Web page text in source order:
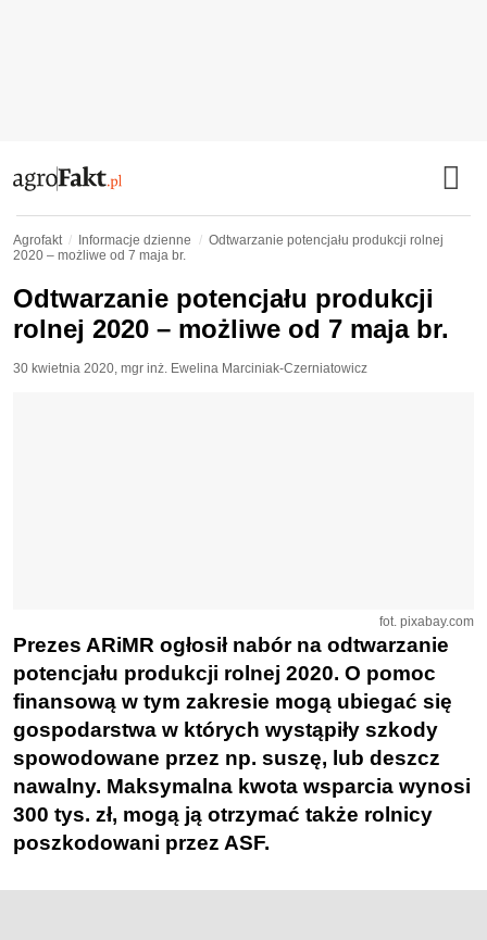
Agrofakt Informacje dzienne
Odtwarzanie potencjału produkcji rolnej
2020 – możliwe od 7 maja br.
Odtwarzanie potencjału produkcji
rolnej 2020 – możliwe od 7 maja br.
30 kwietnia 2020, mgr inż. Ewelina Marciniak-Czerniatowicz
fot. pixabay.com
Prezes ARiMR ogłosił nabór na odtwarzanie
potencjału produkcji rolnej 2020. O pomoc
finansową w tym zakresie mogą ubiegać się
gospodarstwa w których wystąpiły szkody
spowodowane przez np. suszę, lub deszcz
nawalny. Maksymalna kwota wsparcia wynosi
300 tys. zł, mogą ją otrzymać także rolnicy
poszkodowani przez ASF.